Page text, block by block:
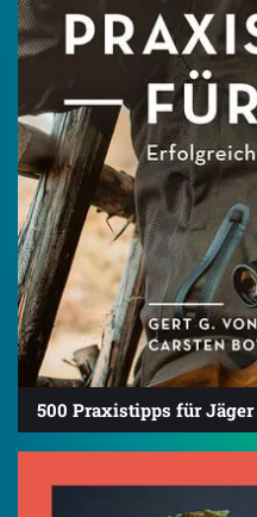
500 Praxistipps für Jäger